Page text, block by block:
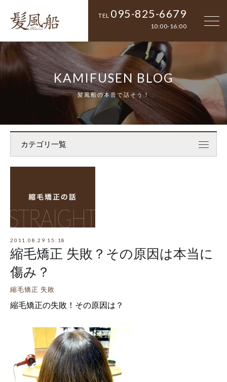
TEL 095-825-6679
10:00-16:00
KAMIFUSEN BLOG
髪風船の本音で話そう！
カテゴリ一覧
2011.08.29 15:18
縮毛矯正 失敗？その原因は本当に
傷み？
縮毛矯正 失敗
縮毛矯正の失敗！その原因は？